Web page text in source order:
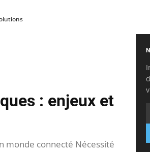
: enjeux et
monde connecté Nécessité